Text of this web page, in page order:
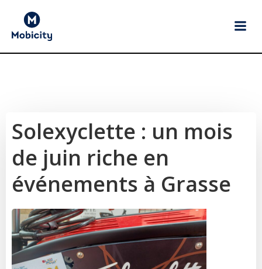
Solexyclette : un mois
de juin riche en
événements à Grasse